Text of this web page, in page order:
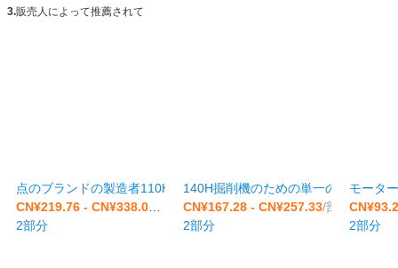
3.販売人によって推薦されて
点のブランドの製造者110Hのカップリング アセンブリくものゴム
/部分
2部分
140H掘削機のための単一の接着剤の
CN¥167.28 - CN¥257.33/部分
2部分
モータ
2部分